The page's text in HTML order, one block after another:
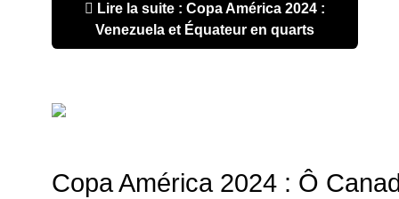
Lire la suite : Copa América 2024 :
Venezuela et Équateur en quarts
Copa América 2024 : Ô